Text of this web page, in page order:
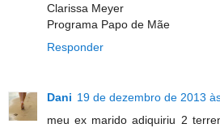
Clarissa Meyer
Programa Papo de Mãe
Responder
Dani 19 de dezembro de 2013
meu ex marido adiquiriu 2